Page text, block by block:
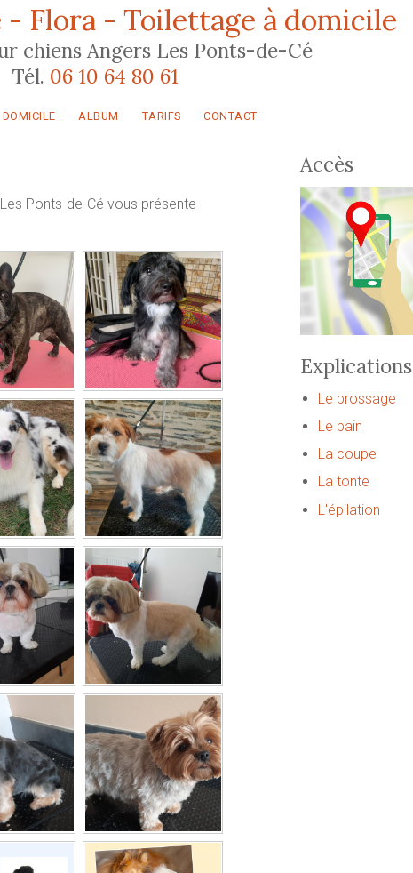
- Flora - Toilettage à domicile
chiens Angers Les Ponts-de-Cé
Tél. 06 10 64 80 61
DOMICILE ALBUM TARIFS CONTACT
Ponts-de-Cé vous présente
Accès
Explications
Le brossage
Le bain
La coupe
La tonte
L'épilation